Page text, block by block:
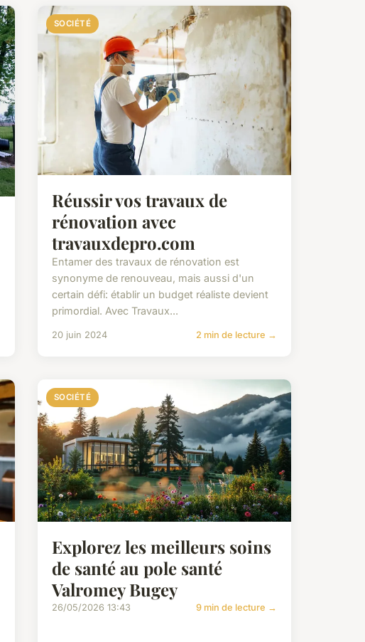
SOCIÉTÉ
Réussir vos travaux de
rénovation avec
travauxdepro.com
Entamer des travaux de rénovation est
synonyme de renouveau, mais aussi d'un
certain défi: établir un budget réaliste devient
primordial. Avec Travaux...
20 juin 2024 2 min de lecture →
SOCIÉTÉ
Explorez les meilleurs soins
de santé au pole santé
Valromey Bugey
26/05/2026 13:43 9 min de lecture →